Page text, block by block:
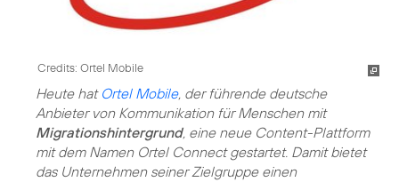
Credits: Ortel Mobile
Heute hat Ortel Mobile, der führende deutsche
Anbieter von Kommunikation für Menschen mit
Migrationshintergrund, eine neue Content-Plattform
mit dem Namen Ortel Connect gestartet. Damit bietet
das Unternehmen seiner Zielgruppe einen